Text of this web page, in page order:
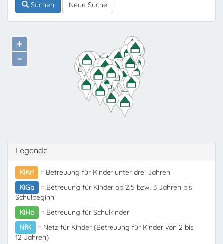
Suchen
Neue Suche
+
−
Legende
KiKri
= Betreuung für Kinder unter drei Jahren
KiGa
= Betreuung für Kinder ab 2,5 bzw. 3 Jahren bis
Schulbeginn
KiHo
= Betreuung für Schulkinder
NfK
= Netz für Kinder (Betreuung für Kinder von 2 bis
12 Jahren)